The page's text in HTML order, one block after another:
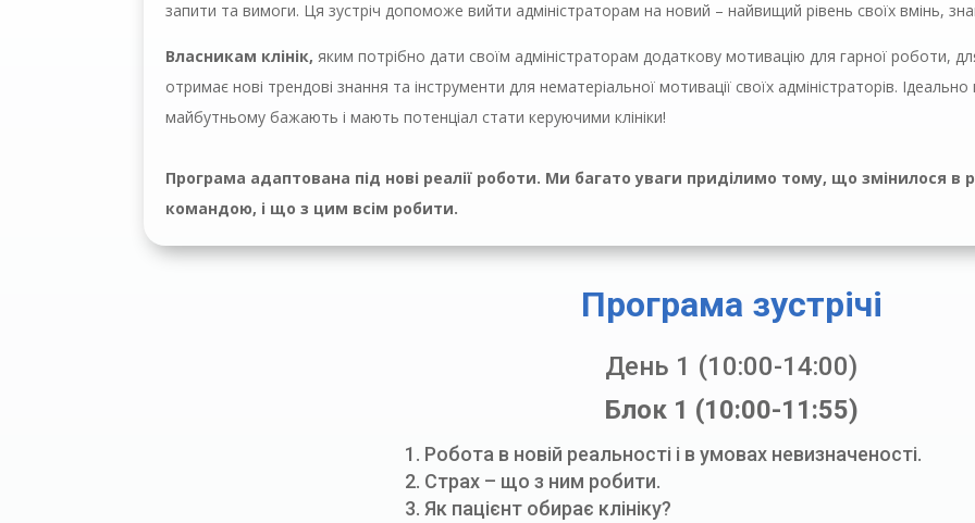
запити та вимоги. Ця зустріч допоможе вийти адміністраторам на новий – найвищий рівень своїх вмінь,
Власникам клінік, яким потрібно дати своїм адміністраторам додаткову мотивацію для гарної роботи,
отримає нові трендові знання та інструменти для нематеріальної мотивації своїх адміністраторів.
майбутньому бажають і мають потенціал стати керуючими клініки!
Програма адаптована під нові реалії роботи. Ми багато уваги приділимо тому, що змінилося в
командою, і що з цим всім робити.
Програма зустрічі
День 1 (10:00-14:00)
Блок 1 (10:00-11:55)
1. Робота в новій реальності і в умовах невизначеності.
2. Страх – що з ним робити.
3. Як пацієнт обирає клініку?